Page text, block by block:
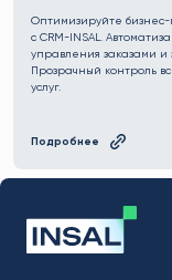
Оптимизируйте бизнес-
с CRM-INSAL.
управления заказами и
Прозрачный контроль
услуг.
Подробнее